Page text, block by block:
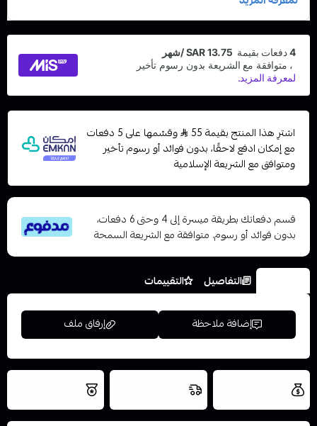
اشترِ هذا المنتج بقيمة 55
وقسّمها على 5 دفعات
مع إمكان ادفع لاحقًا، بدون فوائد أو رسوم تأخير
ومتوافق مع الشريعة الإسلامية
قسم دفعاتك بطريقة ميسرة إلى 4 وحتى 6 دفعات،
بدون فوائد أو رسوم. متوافقة مع الشريعة السمحة
التفاصيل التقييمات
إضافة ملاحظة إرفاق ملف
اسحب و افلت الملف هنا
استعراض
نتميز بلجودة